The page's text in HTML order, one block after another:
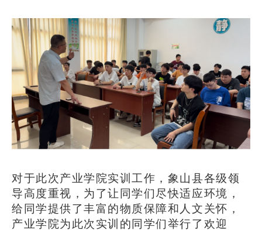
对于此次产业学院实训工作，象山县各级领
导高度重视，为了让同学们尽快适应环境，
给同学提供了丰富的物质保障和人文关怀，
产业学院为此次实训的同学们举行了欢迎